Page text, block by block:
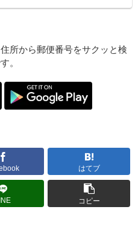
所から郵便番号をサクッと検
。
はてブ
コピー